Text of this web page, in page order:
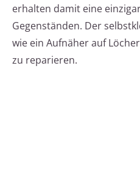
erhalten damit eine
Gegenständen. Der
wie ein Aufnäher auf
zu reparieren.